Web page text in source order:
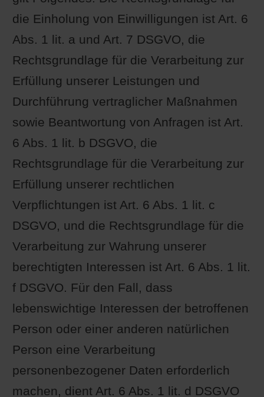
die Einholung von Einwilligungen ist Art. 6
Abs. 1 lit. a und Art. 7 DSGVO, die
Rechtsgrundlage für die Verarbeitung zur
Erfüllung unserer Leistungen und
Durchführung vertraglicher Maßnahmen
sowie Beantwortung von Anfragen ist Art.
6 Abs. 1 lit. b DSGVO, die
Rechtsgrundlage für die Verarbeitung zur
Erfüllung unserer rechtlichen
Verpflichtungen ist Art. 6 Abs. 1 lit. c
DSGVO, und die Rechtsgrundlage für die
Verarbeitung zur Wahrung unserer
berechtigten Interessen ist Art. 6 Abs. 1 lit.
f DSGVO. Für den Fall, dass
lebenswichtige Interessen der betroffenen
Person oder einer anderen natürlichen
Person eine Verarbeitung
personenbezogener Daten erforderlich
machen, dient Art. 6 Abs. 1 lit. d DSGVO